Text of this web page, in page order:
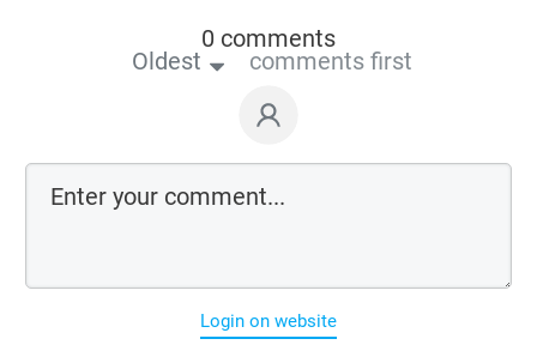
0 comments
Oldest comments first
Login on website